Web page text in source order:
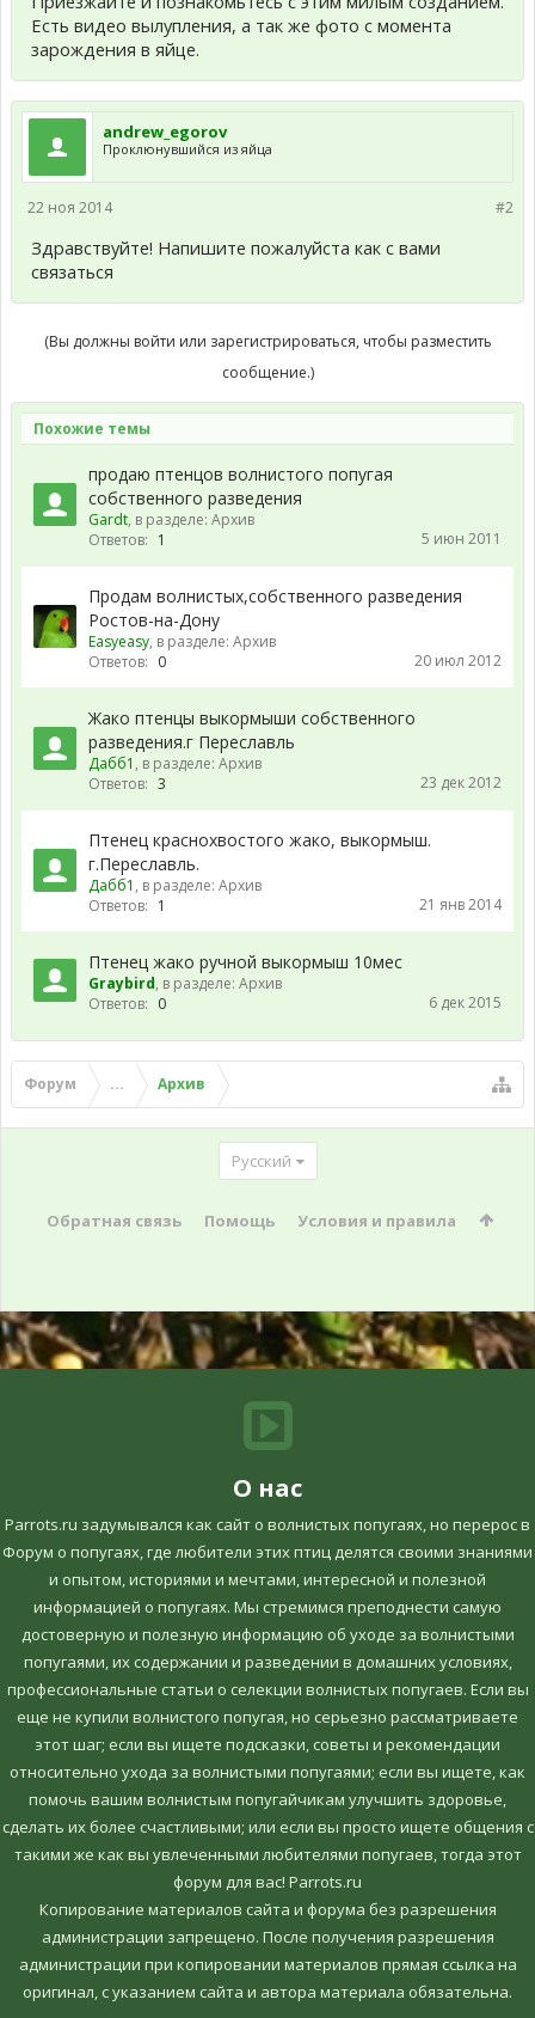
Есть видео вылупления, а так же фото с момента
зарождения в яйце.
andrew_egorov
Проклюнувшийся из яйца
#2
22 ноя 2014
Здравствуйте! Напишите пожалуйста как с вами
связаться
(Вы должны войти или зарегистрироваться, чтобы разместить
сообщение.)
Похожие темы
продаю птенцов волнистого попугая
собственного разведения
Gardt, в разделе: Архив
Ответов: 1 5 июн 2011
Продам волнистых,собственного разведения
Ростов-на-Дону
Easyeasy, в разделе: Архив
Ответов: 0 20 июл 2012
Жако птенцы выкормыши собственного
разведения.г Переславль
Дабб1 , в разделе: Архив
Ответов: 3 23 дек 2012
Птенец краснохвостого жако, выкормыш.
г.Переславль.
Дабб1 , в разделе: Архив
Ответов: 1 21 янв 2014
Птенец жако ручной выкормыш 10мес
Graybird, в разделе: Архив
Ответов: 0 6 дек 2015
Форум ... Архив
Русский
Обратная связь Помощь Условия и правила
О нас
Parrots.ru задумывался как сайт о волнистых попугаях, но перерос в
Форум о попугаях, где любители этих птиц делятся своими знаниями
и опытом, историями и мечтами, интересной и полезной
информацией о попугаях. Мы стремимся преподнести самую
достоверную и полезную информацию об уходе за волнистыми
попугаями, их содержании и разведении в домашних условиях,
профессиональные статьи о селекции волнистых попугаев. Если вы
еще не купили волнистого попугая, но серьезно рассматриваете
этот шаг; если вы ищете подсказки, советы и рекомендации
относительно ухода за волнистыми попугаями; если вы ищете, как
помочь вашим волнистым попугайчикам улучшить здоровье,
сделать их более счастливыми; или если вы просто ищете общения с
такими же как вы увлеченными любителями попугаев, тогда этот
форум для вас! Parrots.ru
Копирование материалов сайта и форума без разрешения
администрации запрещено. После получения разрешения
администрации при копировании материалов прямая ссылка на
оригинал, c указанием сайта и автора материала обязательна.